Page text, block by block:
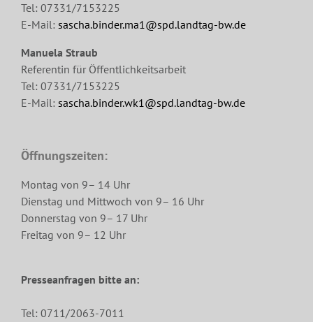
Tel: 07331/7153225
E-Mail: sascha.binder.ma1@spd.landtag-bw.de
Manuela Straub
Referentin für Öffentlichkeitsarbeit
Tel: 07331/7153225
E-Mail: sascha.binder.wk1@spd.landtag-bw.de
Öffnungszeiten:
Montag von 9– 14 Uhr
Dienstag und Mittwoch von 9– 16 Uhr
Donnerstag von 9– 17 Uhr
Freitag von 9– 12 Uhr
Presseanfragen bitte an:
Tel: 0711/2063-7011